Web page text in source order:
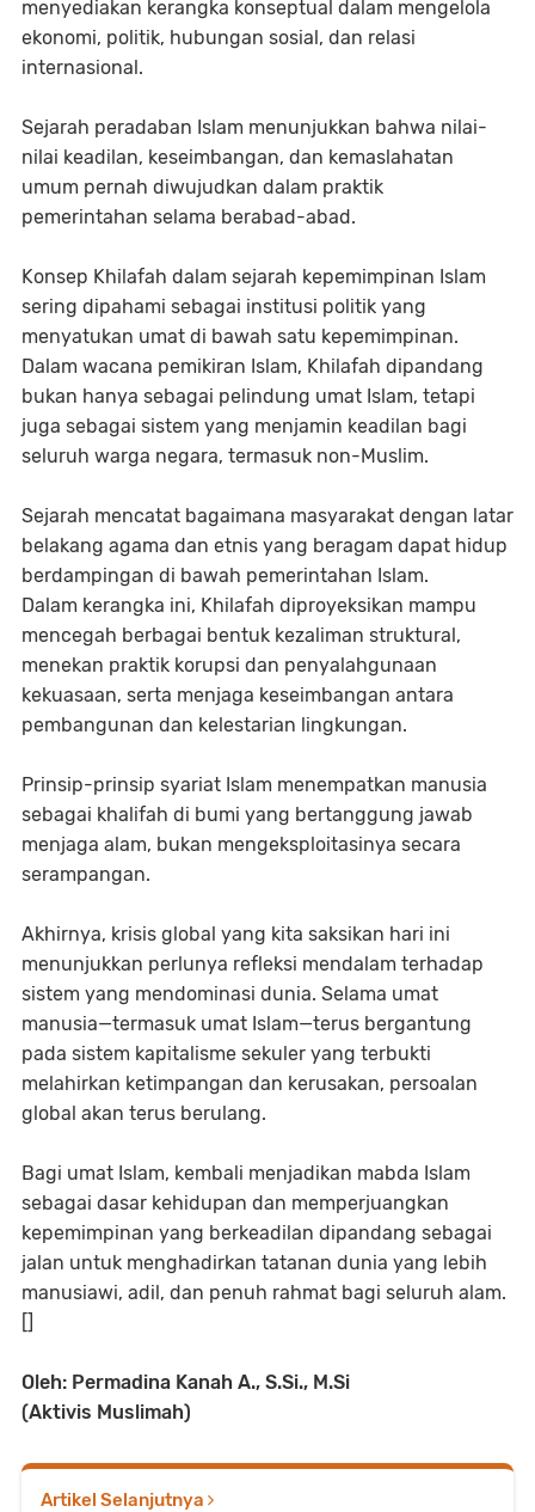
menyediakan kerangka konseptual dalam mengelola
ekonomi, politik, hubungan sosial, dan relasi
internasional.
Sejarah peradaban Islam menunjukkan bahwa nilai-
nilai keadilan, keseimbangan, dan kemaslahatan
umum pernah diwujudkan dalam praktik
pemerintahan selama berabad-abad.
Konsep Khilafah dalam sejarah kepemimpinan Islam
sering dipahami sebagai institusi politik yang
menyatukan umat di bawah satu kepemimpinan.
Dalam wacana pemikiran Islam, Khilafah dipandang
bukan hanya sebagai pelindung umat Islam, tetapi
juga sebagai sistem yang menjamin keadilan bagi
seluruh warga negara, termasuk non-Muslim.
Sejarah mencatat bagaimana masyarakat dengan latar
belakang agama dan etnis yang beragam dapat hidup
berdampingan di bawah pemerintahan Islam.
Dalam kerangka ini, Khilafah diproyeksikan mampu
mencegah berbagai bentuk kezaliman struktural,
menekan praktik korupsi dan penyalahgunaan
kekuasaan, serta menjaga keseimbangan antara
pembangunan dan kelestarian lingkungan.
Prinsip-prinsip syariat Islam menempatkan manusia
sebagai khalifah di bumi yang bertanggung jawab
menjaga alam, bukan mengeksploitasinya secara
serampangan.
Akhirnya, krisis global yang kita saksikan hari ini
menunjukkan perlunya refleksi mendalam terhadap
sistem yang mendominasi dunia. Selama umat
manusia—termasuk umat Islam—terus bergantung
pada sistem kapitalisme sekuler yang terbukti
melahirkan ketimpangan dan kerusakan, persoalan
global akan terus berulang.
Bagi umat Islam, kembali menjadikan mabda Islam
sebagai dasar kehidupan dan memperjuangkan
kepemimpinan yang berkeadilan dipandang sebagai
jalan untuk menghadirkan tatanan dunia yang lebih
manusiawi, adil, dan penuh rahmat bagi seluruh alam.
[]
Oleh: Permadina Kanah A., S.Si., M.Si
(Aktivis Muslimah)
Artikel Selanjutnya